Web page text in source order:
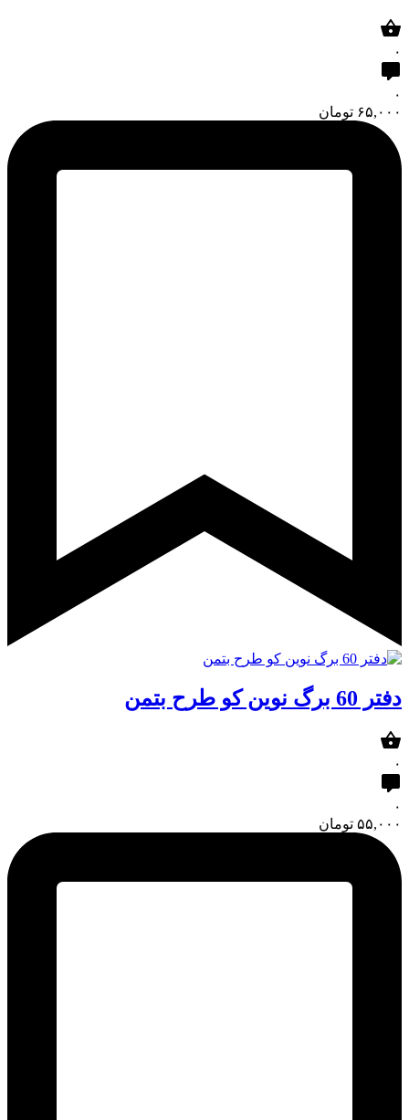
۰
۰
۶۵,۰۰۰ تومان
دفتر 60 برگ نوین کو طرح بتمن
۰
۰
۵۵,۰۰۰ تومان